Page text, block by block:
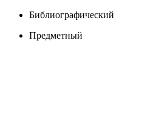
Библиографический
Предметный